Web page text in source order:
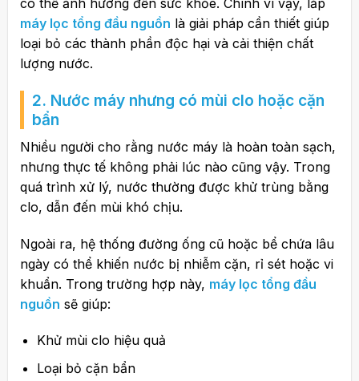
có thể ảnh hưởng đến sức khỏe. Chính vì vậy, lắp
máy lọc tổng đầu nguồn là giải pháp cần thiết giúp
loại bỏ các thành phần độc hại và cải thiện chất
lượng nước.
2. Nước máy nhưng có mùi clo hoặc cặn
bẩn
Nhiều người cho rằng nước máy là hoàn toàn sạch,
nhưng thực tế không phải lúc nào cũng vậy. Trong
quá trình xử lý, nước thường được khử trùng bằng
clo, dẫn đến mùi khó chịu.
Ngoài ra, hệ thống đường ống cũ hoặc bể chứa lâu
ngày có thể khiến nước bị nhiễm cặn, rỉ sét hoặc vi
khuẩn. Trong trường hợp này, máy lọc tổng đầu
nguồn sẽ giúp:
Khử mùi clo hiệu quả
Loại bỏ cặn bẩn